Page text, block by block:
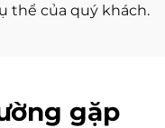
thể của quý khách.
gặp